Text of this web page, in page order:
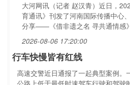
大河网讯（记者 赵汉青）近日，
育通讯》刊发了河南国际传播中心
分享——《借非遗之名 寻共通情感》
2026-08-06 17:20:00
行车快慢皆有红线
高速交警近日通报了一起典型案例。
公路上低于最低时速驾车行驶和驾驶